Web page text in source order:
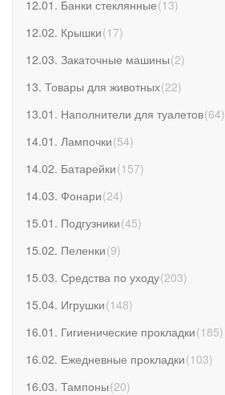
12.01. Банки стеклянные(13)
12.02. Крышки(17)
12.03. Закаточные машины(2)
13. Товары для животных(22)
13.01. Наполнители для туалетов(64)
14.01. Лампочки(54)
14.02. Батарейки(157)
14.03. Фонари(24)
15.01. Подгузники(45)
15.02. Пеленки(9)
15.03. Средства по уходу(203)
15.04. Игрушки(148)
16.01. Гигиенические прокладки(185)
16.02. Ежедневные прокладки(103)
16.03. Тампоны(20)